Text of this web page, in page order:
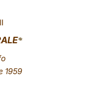
LATINE
*
1959